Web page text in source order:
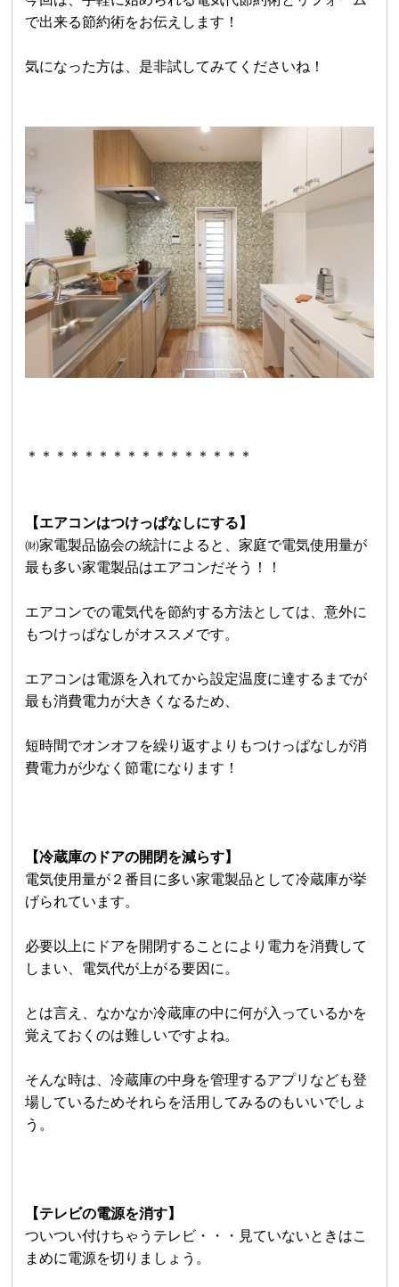
で出来る節約術をお伝えします！
気になった方は、是非試してみてくださいね！
＊＊＊＊＊＊＊＊＊＊＊＊＊＊＊＊
【エアコンはつけっぱなしにする】
㈶家電製品協会の統計によると、家庭で電気使用量が
最も多い家電製品はエアコンだそう！！
エアコンでの電気代を節約する方法としては、意外に
もつけっぱなしがオススメです。
エアコンは電源を入れてから設定温度に達するまでが
最も消費電力が大きくなるため、
短時間でオンオフを繰り返すよりもつけっぱなしが消
費電力が少なく節電になります！
【冷蔵庫のドアの開閉を減らす】
電気使用量が２番目に多い家電製品として冷蔵庫が挙
げられています。
必要以上にドアを開閉することにより電力を消費して
しまい、電気代が上がる要因に。
とは言え、なかなか冷蔵庫の中に何が入っているかを
覚えておくのは難しいですよね。
そんな時は、冷蔵庫の中身を管理するアプリなども登
場しているためそれらを活用してみるのもいいでしょ
う。
【テレビの電源を消す】
ついつい付けちゃうテレビ・・・見ていないときはこ
まめに電源を切りましょう。